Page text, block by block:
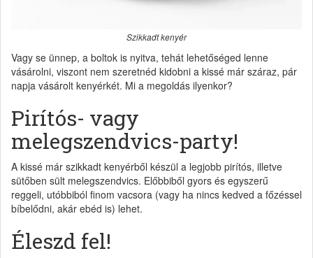
Szikkadt kenyér
Vagy se ünnep, a boltok is nyitva, tehát lehetőséged lenne
vásárolni, viszont nem szeretnéd kidobni a kissé már száraz, pár
napja vásárolt kenyérkét. Mi a megoldás ilyenkor?
Pirítós- vagy
melegszendvics-party!
A kissé már szikkadt kenyérből készül a legjobb pirítós, illetve
sütőben sült melegszendvics. Előbbiből gyors és egyszerű
reggeli, utóbbiból finom vacsora (vagy ha nincs kedved a főzéssel
bíbelődni, akár ebéd is) lehet.
Éleszd fel!